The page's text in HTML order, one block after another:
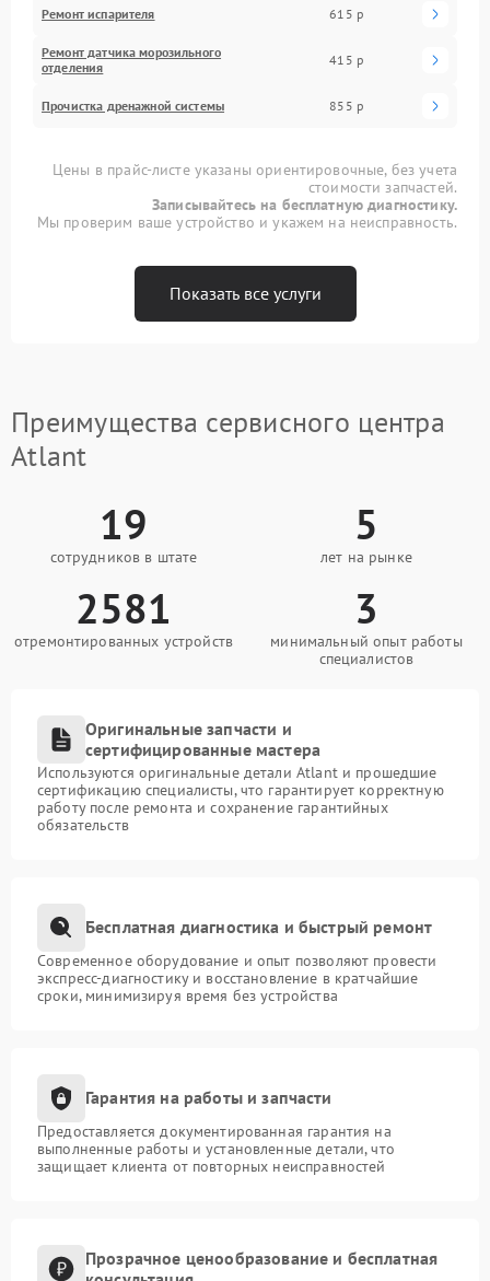
Ремонт испарителя 615 р
Ремонт датчика морозильного
отделения
415 р
Прочистка дренажной системы 855 р
Цены в прайс-листе указаны ориентировочные, без учета
стоимости запчастей.
Записывайтесь на бесплатную диагностику.
Мы проверим ваше устройство и укажем на неисправность.
Показать все услуги
Преимущества сервисного центра
Atlant
19
сотрудников в штате
5
лет на рынке
2581
отремонтированных устройств
3
минимальный опыт работы
специалистов
Оригинальные запчасти и
сертифицированные мастера
Используются оригинальные детали Atlant и прошедшие
сертификацию специалисты, что гарантирует корректную
работу после ремонта и сохранение гарантийных
обязательств
Бесплатная диагностика и быстрый ремонт
Современное оборудование и опыт позволяют провести
экспресс-диагностику и восстановление в кратчайшие
сроки, минимизируя время без устройства
Гарантия на работы и запчасти
Предоставляется документированная гарантия на
выполненные работы и установленные детали, что
защищает клиента от повторных неисправностей
Прозрачное ценообразование и бесплатная